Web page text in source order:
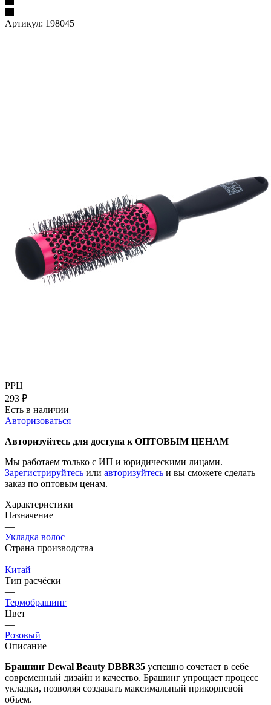
Артикул: 198045
РРЦ
293 ₽
Есть в наличии
Авторизоваться
Авторизуйтесь для доступа к ОПТОВЫМ ЦЕНАМ
Мы работаем только с ИП и юридическими лицами.
Зарегистрируйтесь или авторизуйтесь и вы сможете сделать
заказ по оптовым ценам.
Характеристики
Назначение
—
Укладка волос
Страна производства
—
Китай
Тип расчёски
—
Термобрашинг
Цвет
—
Розовый
Описание
Брашинг Dewal Beauty DBBR35 успешно сочетает в себе
современный дизайн и качество. Брашинг упрощает процесс
укладки, позволяя создавать максимальный прикорневой
объем.